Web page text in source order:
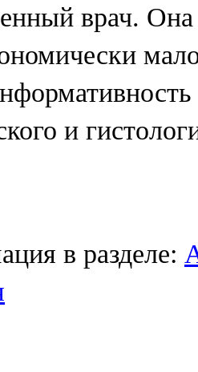
врач.
и
в разделе: